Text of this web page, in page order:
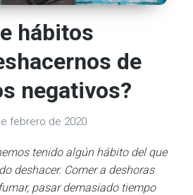
hábitos
de
negativos?
febrero de 2020
tenido algún hábito del que
deshacer. Comer a deshoras
pasar demasiado tiempo